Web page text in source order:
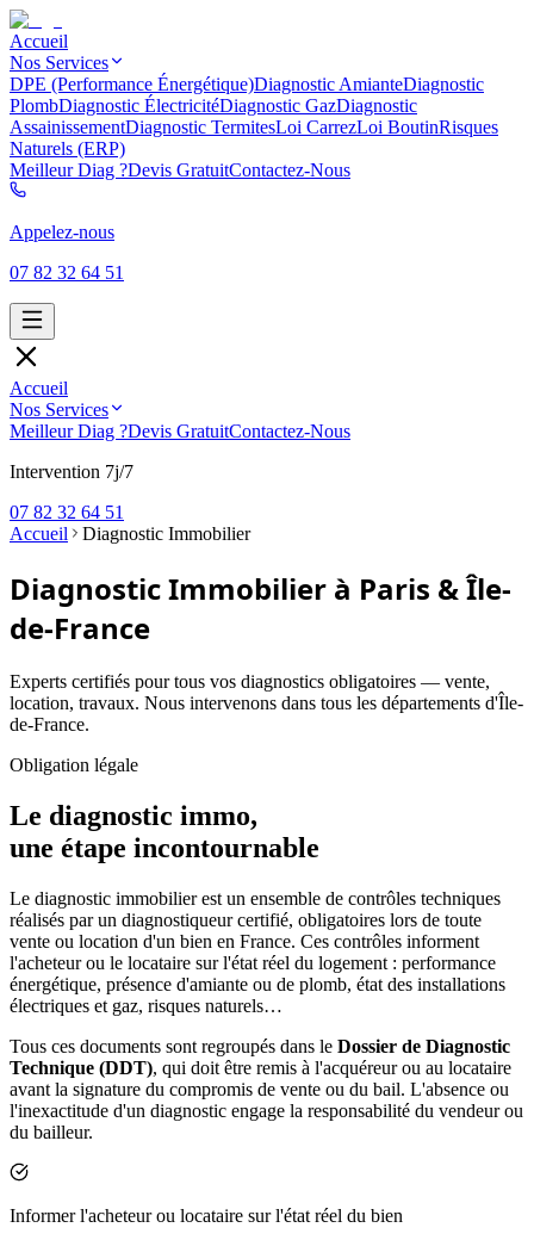
Accueil
Nos Services
DPE (Performance Énergétique)Diagnostic AmianteDiagnostic
PlombDiagnostic ÉlectricitéDiagnostic GazDiagnostic
AssainissementDiagnostic TermitesLoi CarrezLoi BoutinRisques
Naturels (ERP)
Meilleur Diag ?Devis GratuitContactez-Nous
Appelez-nous
07 82 32 64 51
Accueil
Nos Services
Meilleur Diag ?Devis GratuitContactez-Nous
Intervention 7j/7
07 82 32 64 51
Accueil
Diagnostic Immobilier
Diagnostic Immobilier à Paris & Île-
de-France
Experts certifiés pour tous vos diagnostics obligatoires — vente,
location, travaux. Nous intervenons dans tous les départements d'Île-
de-France.
Obligation légale
Le diagnostic immo,
une étape incontournable
Le diagnostic immobilier est un ensemble de contrôles techniques
réalisés par un diagnostiqueur certifié, obligatoires lors de toute
vente ou location d'un bien en France. Ces contrôles informent
l'acheteur ou le locataire sur l'état réel du logement : performance
énergétique, présence d'amiante ou de plomb, état des installations
électriques et gaz, risques naturels…
Tous ces documents sont regroupés dans le Dossier de Diagnostic
Technique (DDT), qui doit être remis à l'acquéreur ou au locataire
avant la signature du compromis de vente ou du bail. L'absence ou
l'inexactitude d'un diagnostic engage la responsabilité du vendeur ou
du bailleur.
Informer l'acheteur ou locataire sur l'état réel du bien